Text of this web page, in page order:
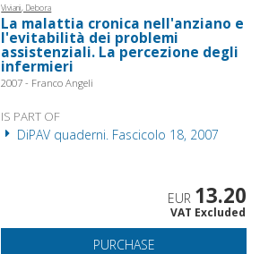
Viviani, Debora
La malattia cronica nell'anziano e
l'evitabilità dei problemi
assistenziali. La percezione degli
infermieri
2007 - Franco Angeli
IS PART OF
DiPAV quaderni. Fascicolo 18, 2007
EUR 13.20
VAT Excluded
PURCHASE